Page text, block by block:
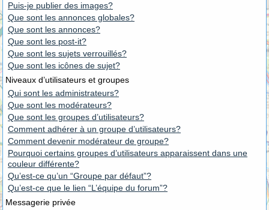
Puis-je publier des images?
Que sont les annonces globales?
Que sont les annonces?
Que sont les post-it?
Que sont les sujets verrouillés?
Que sont les icônes de sujet?
Niveaux d’utilisateurs et groupes
Qui sont les administrateurs?
Que sont les modérateurs?
Que sont les groupes d’utilisateurs?
Comment adhérer à un groupe d’utilisateurs?
Comment devenir modérateur de groupe?
Pourquoi certains groupes d’utilisateurs apparaissent dans une
couleur différente?
Qu’est-ce qu’un “Groupe par défaut”?
Qu’est-ce que le lien “L’équipe du forum”?
Messagerie privée